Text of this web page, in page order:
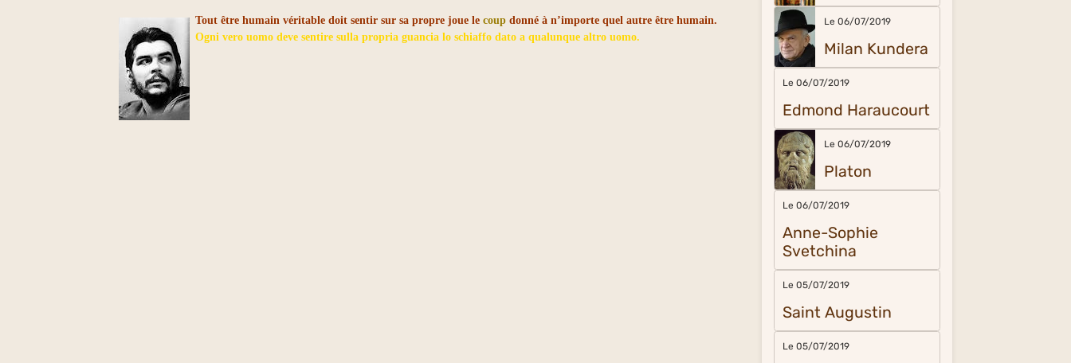
Tout être humain véritable doit sentir sur sa propre joue lecoup donné à n’importe quel autre être humain.
Ogni vero uomo deve sentire sulla propria guancia lo schiaffo dato a qualunque altro uomo.
Le 06/07/2019
Milan Kundera
Le 06/07/2019
Edmond Haraucourt
Le 06/07/2019
Platon
Le 06/07/2019
Anne-Sophie
Svetchina
Le 05/07/2019
Saint Augustin
Le 05/07/2019